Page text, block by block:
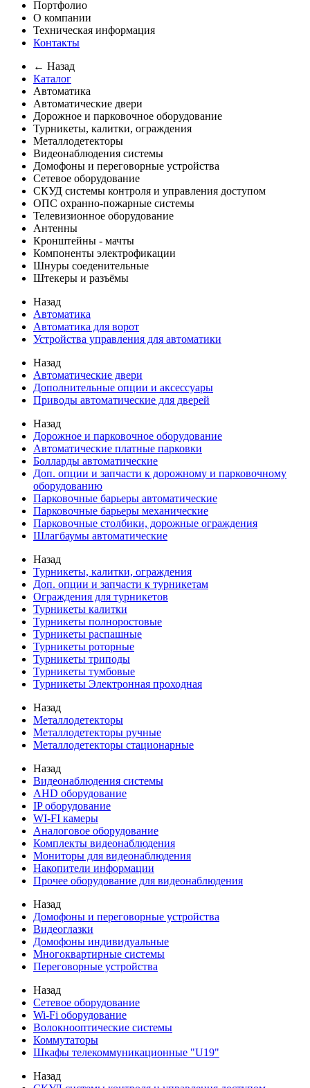
Портфолио
О компании
Техническая информация
Контакты
← Назад
Каталог
Автоматика
Автоматические двери
Дорожное и парковочное оборудование
Турникеты, калитки, ограждения
Металлодетекторы
Видеонаблюдения cистемы
Домофоны и переговорные устройства
Сетевое оборудование
СКУД системы контроля и управления доступом
ОПС охранно-пожарные системы
Телевизионное оборудование
Антенны
Кронштейны - мачты
Компоненты электрофикации
Шнуры соеденительные
Штекеры и разъёмы
Назад
Автоматика
Автоматика для ворот
Устройства управления для автоматики
Назад
Автоматические двери
Дополнительные опции и аксессуары
Приводы автоматические для дверей
Назад
Дорожное и парковочное оборудование
Автоматические платные парковки
Болларды автоматические
Доп. опции и запчасти к дорожному и парковочному
оборудованию
Парковочные барьеры автоматические
Парковочные барьеры механические
Парковочные столбики, дорожные ограждения
Шлагбаумы автоматические
Назад
Турникеты, калитки, ограждения
Доп. опции и запчасти к турникетам
Ограждения для турникетов
Турникеты калитки
Турникеты полноростовые
Турникеты распашные
Турникеты роторные
Турникеты триподы
Турникеты тумбовые
Турникеты Электронная проходная
Назад
Металлодетекторы
Металлодетекторы ручные
Металлодетекторы стационарные
Назад
Видеонаблюдения cистемы
AHD оборудование
IP оборудование
WI-FI камеры
Аналоговое оборудование
Комплекты видеонаблюдения
Мониторы для видеонаблюдения
Накопители информации
Прочее оборудование для видеонаблюдения
Назад
Домофоны и переговорные устройства
Видеоглазки
Домофоны индивидуальные
Многоквартирные системы
Переговорные устройства
Назад
Сетевое оборудование
Wi-Fi оборудование
Волокнооптические системы
Коммутаторы
Шкафы телекоммуникационные "U19"
Назад